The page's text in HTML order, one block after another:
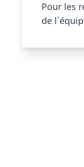
Pour les
de